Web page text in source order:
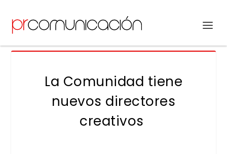
La Comunidad tiene
nuevos directores
creativos